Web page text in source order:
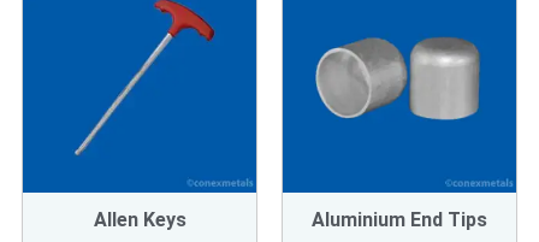
Allen Keys Aluminium End Tips